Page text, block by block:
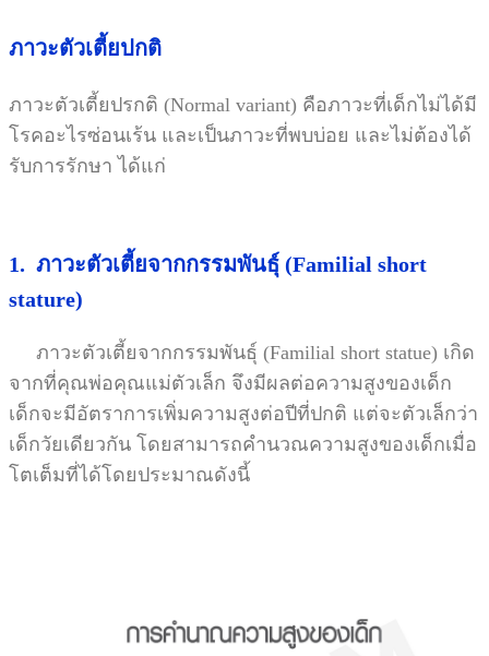
ภาวะตัวเตี้ยปกติ
ภาวะตัวเตี้ยปรกติ (Normal variant) คือภาวะที่เด็กไม่ได้มี
โรคอะไรซ่อนเร้น และเป็นภาวะที่พบบ่อย และไม่ต้องได้
รับการรักษา ได้แก่
1. ภาวะตัวเตี้ยจากกรรมพันธุ์ (Familial short
stature)
ภาวะตัวเตี้ยจากกรรมพันธุ์ (Familial short statue) เกิด
จากที่คุณพ่อคุณแม่ตัวเล็ก จึงมีผลต่อความสูงของเด็ก
เด็กจะมีอัตราการเพิ่มความสูงต่อปีที่ปกติ แต่จะตัวเล็กว่า
เด็กวัยเดียวกัน โดยสามารถคำนวณความสูงของเด็กเมื่อ
โตเต็มที่ได้โดยประมาณดังนี้